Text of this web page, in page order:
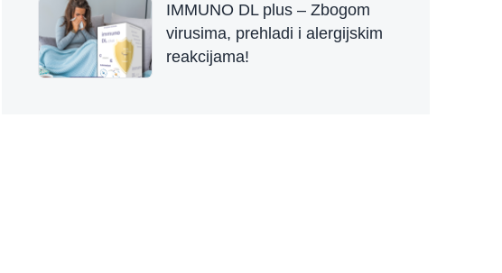
IMMUNO DL plus – Zbogom
virusima, prehladi i alergijskim
reakcijama!